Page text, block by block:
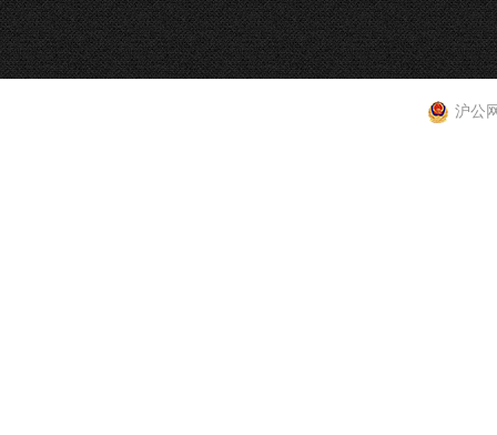
沪公